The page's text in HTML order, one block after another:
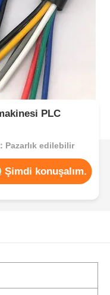
PLC
Pazarlık edilebilir
Şimdi konuşalım.